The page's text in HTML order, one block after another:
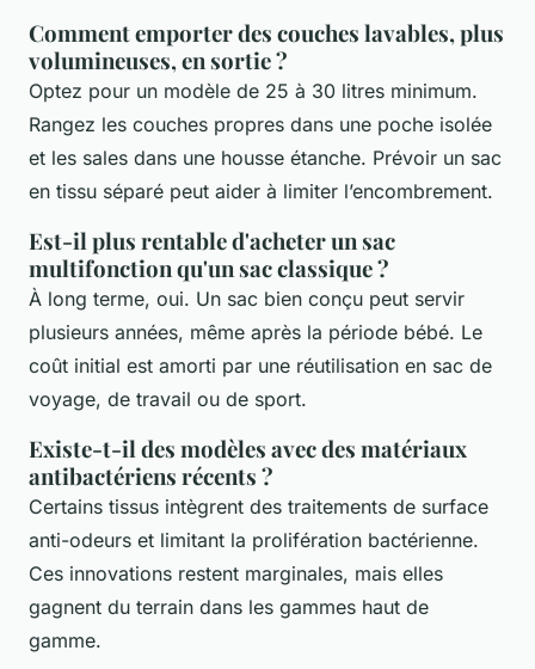
Comment emporter des couches lavables, plus
volumineuses, en sortie ?
Optez pour un modèle de 25 à 30 litres minimum.
Rangez les couches propres dans une poche isolée
et les sales dans une housse étanche. Prévoir un sac
en tissu séparé peut aider à limiter l’encombrement.
Est-il plus rentable d'acheter un sac
multifonction qu'un sac classique ?
À long terme, oui. Un sac bien conçu peut servir
plusieurs années, même après la période bébé. Le
coût initial est amorti par une réutilisation en sac de
voyage, de travail ou de sport.
Existe-t-il des modèles avec des matériaux
antibactériens récents ?
Certains tissus intègrent des traitements de surface
anti-odeurs et limitant la prolifération bactérienne.
Ces innovations restent marginales, mais elles
gagnent du terrain dans les gammes haut de
gamme.